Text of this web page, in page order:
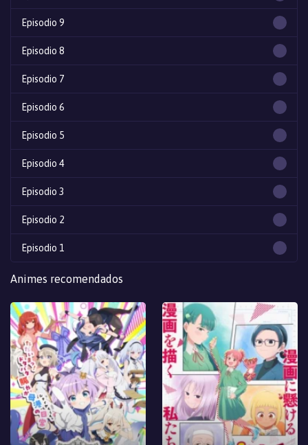
Episodio 9
Episodio 8
Episodio 7
Episodio 6
Episodio 5
Episodio 4
Episodio 3
Episodio 2
Episodio 1
Animes recomendados